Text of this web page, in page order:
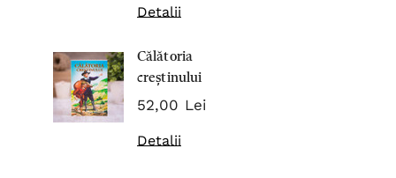
Detalii
Călătoria
creștinului
52,00 Lei
Detalii